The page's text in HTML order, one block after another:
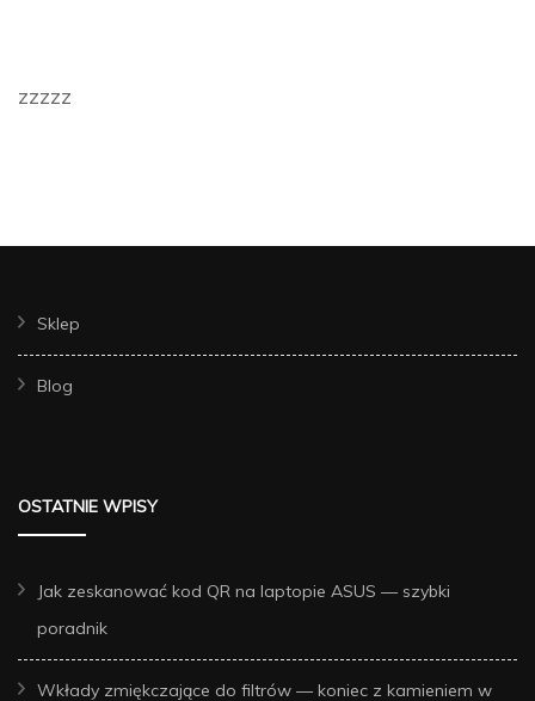
zzzzz
Sklep
Blog
OSTATNIE WPISY
Jak zeskanować kod QR na laptopie ASUS — szybki
poradnik
Wkłady zmiękczające do filtrów — koniec z kamieniem w